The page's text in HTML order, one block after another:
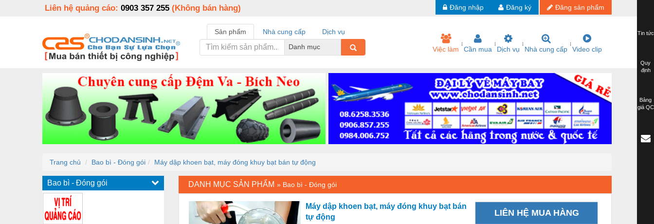
Liên hệ quảng cáo: 0903 357 255 (Không bán hàng) Đăng sản phẩm
Đăng ký
Đăng nhập
Sản phẩm Nhà cung cấp
Dịch vụ
Danh mục
Việc làm Cần mua Dịch vụ Nhà cung cấp Video clip
Trang chủ Bao bì - Đóng gói Máy dập khoen bạt, máy đóng khuy bạt bán tự động
Bao bì - Đóng gói DANH MỤC SẢN PHẨM » Bao bì - Đóng gói
Máy dập khoen bạt, máy đóng khuy bạt bán
tự động
LIÊN HỆ MUA HÀNG
Tin tức
Quy
định
Bảng
giá QC